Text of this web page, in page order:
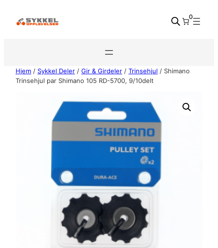
0
Hjem / Sykkel Deler / Gir & Girdeler / Trinsehjul / Shimano
Trinsehjul par Shimano 105 RD-5700, 9/10delt